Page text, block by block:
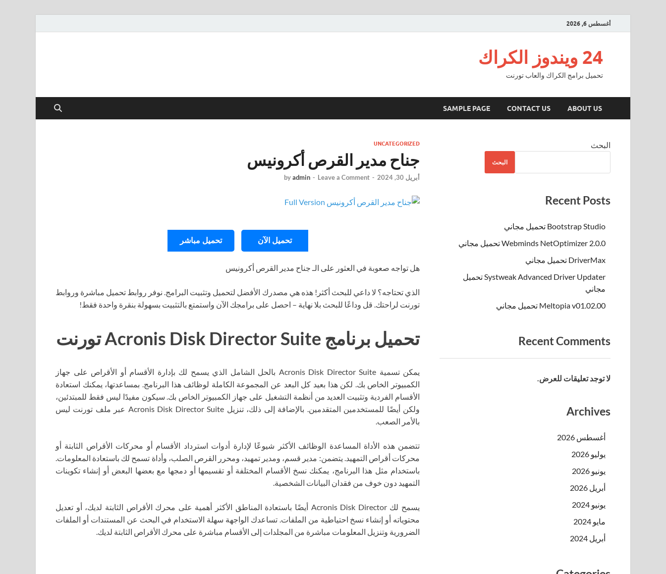
أغسطس 6, 2026
24 ويندوز الكراك
تحميل برامج الكراك والعاب تورنت
ABOUT US
CONTACT US
SAMPLE PAGE
UNCATEGORIZED
جناح مدير القرص أكرونيس
أبريل 30, 2024 -
byadmin - Leave a Comment
تحميل الآن تحميل مباشر
هل تواجه صعوبة في العثور على الـ جناح مدير القرص أكرونيس
الذي تحتاجه؟ لا داعي للبحث أكثر! هذه هي مصدرك الأفضل لتحميل وتثبيت البرامج. نوفر روابط تحميل مباشرة وروابط
تورنت لراحتك. قل وداعًا للبحث بلا نهاية – احصل على برامجك الآن واستمتع بالتثبيت بسهولة بنقرة واحدة فقط!
تحميل برنامج Acronis Disk Director Suite تورنت
يمكن تسمية Acronis Disk Director Suite بالحل الشامل الذي يسمح لك بإدارة الأقسام أو الأقراص على جهاز
الكمبيوتر الخاص بك. لكن هذا بعيد كل البعد عن المجموعة الكاملة لوظائف هذا البرنامج. بمساعدتها، يمكنك استعادة
الأقسام الفردية وتثبيت العديد من أنظمة التشغيل على جهاز الكمبيوتر الخاص بك. سيكون مفيدًا ليس فقط للمبتدئين،
ولكن أيضًا للمستخدمين المتقدمين. بالإضافة إلى ذلك، تنزيل Acronis Disk Director Suite عبر ملف تورنت ليس
بالأمر الصعب.
تتضمن هذه الأداة المساعدة الوظائف الأكثر شيوعًا لإدارة أدوات استرداد الأقسام أو محركات الأقراص الثابتة أو
محركات أقراص التمهيد. يتضمن: مدير قسم، ومدير تمهيد، ومحرر القرص الصلب، وأداة تسمح لك باستعادة المعلومات.
باستخدام مثل هذا البرنامج، يمكنك نسخ الأقسام المختلفة أو تقسيمها أو دمجها مع بعضها البعض أو إنشاء تكوينات
التمهيد دون خوف من فقدان البيانات الشخصية.
يسمح لك Acronis Disk Director أيضًا باستعادة المناطق الأكثر أهمية على محرك الأقراص الثابتة لديك، أو تعديل
محتوياته أو إنشاء نسخ احتياطية من الملفات. تساعدك الواجهة سهلة الاستخدام في البحث عن المستندات أو الملفات
الضرورية وتنزيل المعلومات مباشرة من المجلدات إلى الأقسام مباشرة على محرك الأقراص الثابتة لديك.
البحث
البحث
Recent Posts
Bootstrap Studio تحميل مجاني
Webminds NetOptimizer 2.0.0 تحميل مجاني
DriverMax تحميل مجاني
Systweak Advanced Driver Updater تحميل
مجاني
Meltopia v01.02.00 تحميل مجاني
Recent Comments
لا توجد تعليقات للعرض.
Archives
أغسطس 2026
يوليو 2026
يونيو 2026
أبريل 2026
يونيو 2024
مايو 2024
أبريل 2024